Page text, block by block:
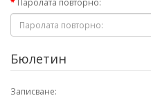
Паролата повторно:
Бюлетин
Записване: